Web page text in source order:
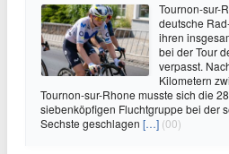
Tournon-sur-
deutsche
ihren
bei der Tour
verpasst.
Kilometern
Tournon-sur-Rhone musste sich die
siebenköpfigen Fluchtgruppe bei der
Sechste geschlagen […] (00)